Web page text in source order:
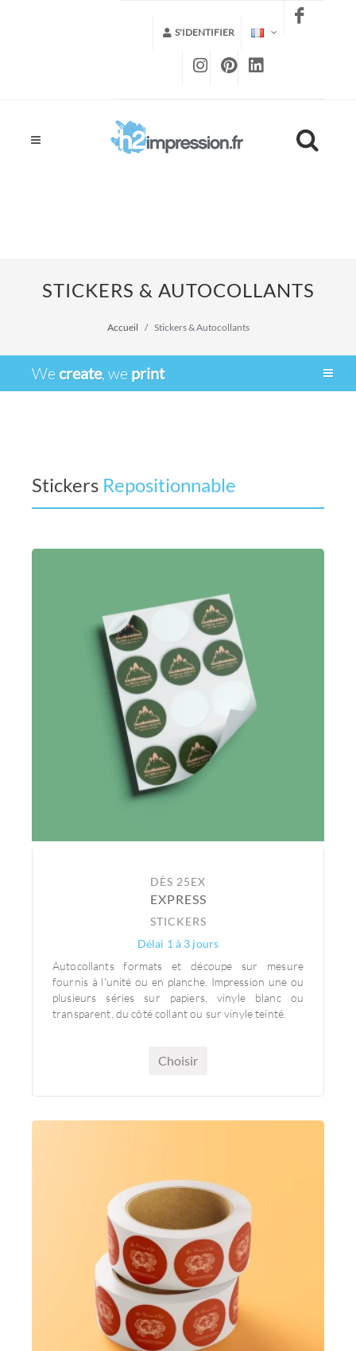
S'IDENTIFIER
STICKERS & AUTOCOLLANTS
Accueil Stickers & Autocollants
Wecreate, we print
Stickers Multi fichiers
DÈS 25EX
EXPRESS
STICKERS
Délai 1 à 3 jours
Autocollants formats et découpe sur mesure
fournis à l'unité ou en planche. Impression une ou
plusieurs séries sur papiers, vinyle blanc ou
transparent, du côté collant ou sur vinyle teinté.
Choisir